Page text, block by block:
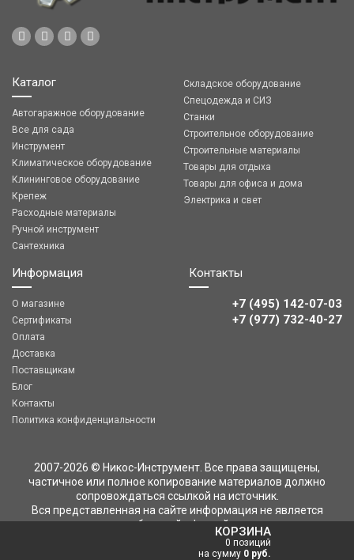
КОРЗИНА
0 позиций
на сумму 0 руб.
Каталог
Автогаражное оборудование
Все для сада
Инструмент
Климатическое оборудование
Клининговое оборудование
Крепеж
Расходные материалы
Ручной инструмент
Сантехника
Складское оборудование
Спецодежда и СИЗ
Станки
Строительное оборудование
Строительные материалы
Товары для отдыха
Товары для офиса и дома
Электрика и свет
Информация
О магазине
Сертификаты
Оплата
Доставка
Поставщикам
Блог
Контакты
Политика конфиденциальности
Контакты
+7 (495) 142-07-03
‎‎+7 (977) 732-40-27
2007-2026 © Никос-Инструмент. Все права защищены,
частичное или полное копирование материалов должно
сопровождаться ссылкой на источник.
Вся представленная на сайте информация не является
публичной офертой